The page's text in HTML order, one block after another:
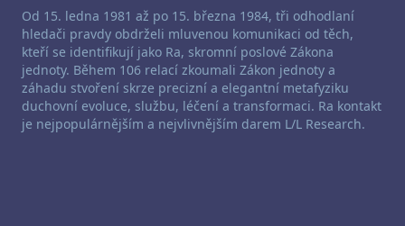
Zřeknutí se odpovědnosti za channeling:
Od 15. ledna 1981 až po 15. března 1984, tři odhodlaní
hledači pravdy obdrželi mluvenou komunikaci od těch,
kteří se identifikují jako Ra, skromní poslové Zákona
jednoty. Během 106 relací zkoumali Zákon jednoty a
záhadu stvoření skrze precizní a elegantní metafyziku
duchovní evoluce, službu, léčení a transformaci. Ra kontakt
je nejpopulárnějším a nejvlivnějším darem L/L Research.